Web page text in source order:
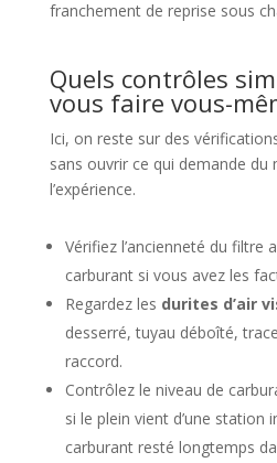
franchement de reprise sous
Quels contrôles
vous faire vous-
Ici, on reste sur des
sans ouvrir ce qui demande du
l’expérience.
Vérifiez l’ancienneté du filtre
carburant si vous avez les
Regardez les durites d’air
desserré, tuyau déboîté,
raccord.
Contrôlez le niveau de
si le plein vient d’une station
carburant resté longtemps